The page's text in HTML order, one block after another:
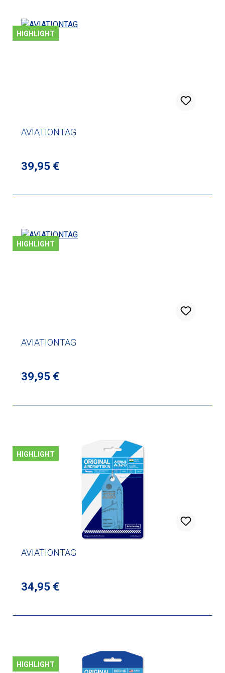
HIGHLIGHT
AVIATIONTAG
Regulärer Preis:
39,95 €
HIGHLIGHT
AVIATIONTAG
Regulärer Preis:
39,95 €
HIGHLIGHT
AVIATIONTAG
Regulärer Preis:
34,95 €
HIGHLIGHT